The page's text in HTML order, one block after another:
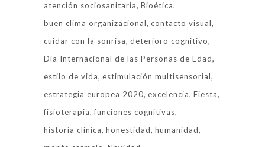
atención sociosanitaria Bioética
buen clima organizacional contacto visual
cuidar con la sonrisa deterioro cognitivo
Día Internacional de las Personas de Edad
estilo de vida estimulación multisensorial
estrategia europea 2020 excelencia Fiesta
fisioterapia funciones cognitivas
historia clínica honestidad humanidad